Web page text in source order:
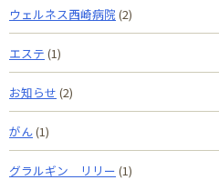
ウェルネス西崎病院 (2)
エステ (1)
お知らせ (2)
がん(1)
グラルギン リリー (1)